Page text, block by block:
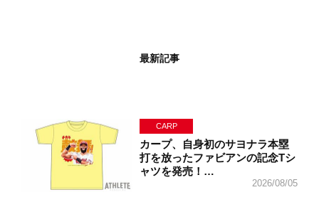
最新記事
CARP
カープ、自身初のサヨナラ本塁
打を放ったファビアンの記念Tシ
ャツを発売！…
2026/08/05